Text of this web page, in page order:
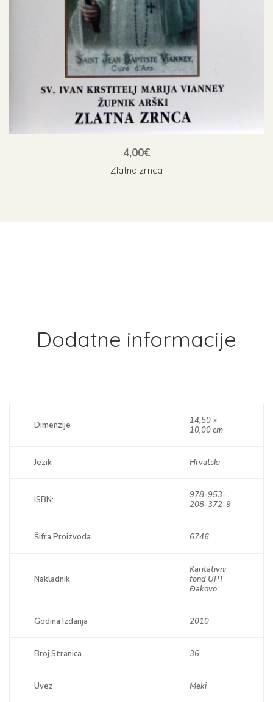
Zlatna zrnca
4,00€
Dodatne informacije
Dimenzije
14,50 ×
10,00 cm
Jezik Hrvatski
ISBN:
978-953-
208-372-9
Šifra Proizvoda 6746
Nakladnik
Karitativni
fond UPT
Đakovo
Godina Izdanja 2010
Broj Stranica 36
Uvez Meki